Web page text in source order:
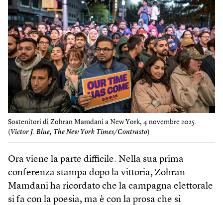
Sostenitori di Zohran Mamdani a New York, 4 novembre 2025.
(Victor J. Blue, The New York Times/Contrasto)
Ora viene la parte difficile. Nella sua prima
conferenza stampa dopo la vittoria, Zohran
Mamdani ha ricordato che la campagna elettorale
si fa con la poesia, ma è con la prosa che si